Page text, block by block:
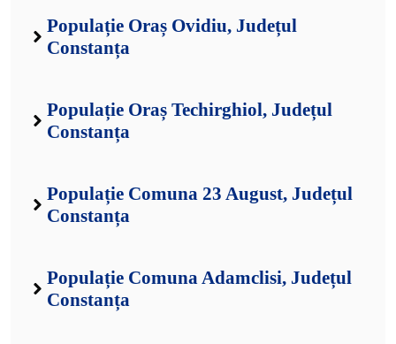
Populație Oraș Ovidiu, Județul
Constanța
Populație Oraș Techirghiol, Județul
Constanța
Populație Comuna 23 August, Județul
Constanța
Populație Comuna Adamclisi, Județul
Constanța